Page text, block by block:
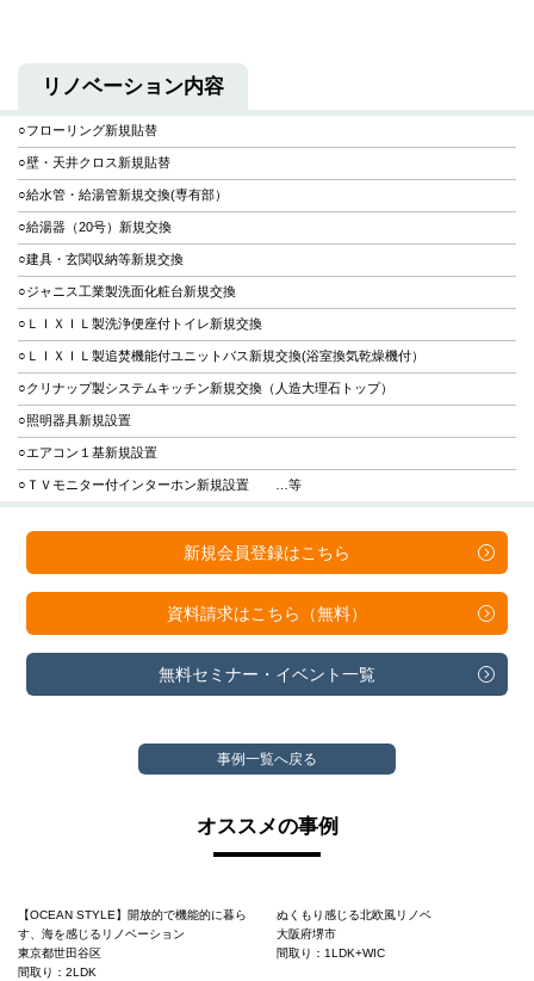
リノベーション内容
○フローリング新規貼替
○壁・天井クロス新規貼替
○給水管・給湯管新規交換(専有部）
○給湯器（20号）新規交換
○建具・玄関収納等新規交換
○ジャニス工業製洗面化粧台新規交換
○ＬＩＸＩＬ製洗浄便座付トイレ新規交換
○ＬＩＸＩＬ製追焚機能付ユニットバス新規交換(浴室換気乾燥機付）
○クリナップ製システムキッチン新規交換（人造大理石トップ）
○照明器具新規設置
○エアコン１基新規設置
○ＴＶモニター付インターホン新規設置 …等
新規会員登録はこちら
資料請求はこちら（無料）
無料セミナー・ イベント一覧
事例一覧へ戻る
オススメの事例
【OCEAN STYLE】開放的で機能的に暮ら
す、海を感じるリノベーション
東京都世田谷区
間取り：2LDK
ぬくもり感じる北欧風リノベ
大阪府堺市
間取り：1LDK+WIC